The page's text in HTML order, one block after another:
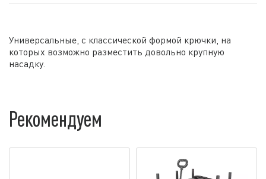
Универсальные, с классической формой крючки, на
которых возможно разместить довольно крупную
насадку.
Рекомендуем